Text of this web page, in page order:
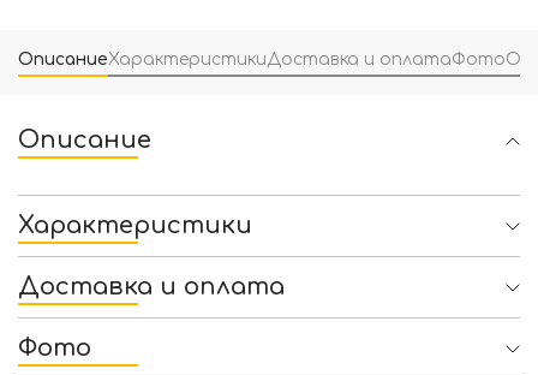
ОписаниеХарактеристикиДоставка и оплатаФото
Описание
Характеристики
Доставка и оплата
Фото